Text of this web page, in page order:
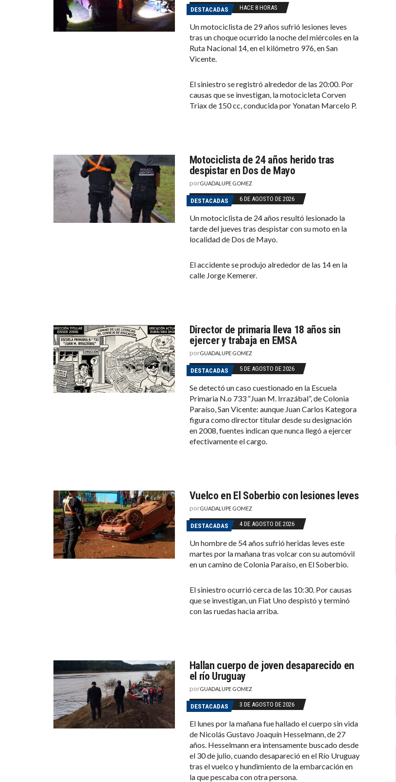
DESTACADAS HACE 8 HORAS
Un motociclista de 29 años sufrió lesiones leves
tras un choque ocurrido la noche del miércoles en la
Ruta Nacional 14, en el kilómetro 976, en San
Vicente.
El siniestro se registró alrededor de las 20:00. Por
causas que se investigan, la motocicleta Corven
Triax de 150 cc, conducida por Yonatan Marcelo P.
Motociclista de 24 años herido tras
despistar en Dos de Mayo
porGUADALUPE GOMEZ
DESTACADAS 6 DE AGOSTO DE 2026
Un motociclista de 24 años resultó lesionado la
tarde del jueves tras despistar con su moto en la
localidad de Dos de Mayo.
El accidente se produjo alrededor de las 14 en la
calle Jorge Kemerer.
Director de primaria lleva 18 años sin
ejercer y trabaja en EMSA
porGUADALUPE GOMEZ
DESTACADAS 5 DE AGOSTO DE 2026
Se detectó un caso cuestionado en la Escuela
Primaria N.o 733 “Juan M. Irrazábal”, de Colonia
Paraíso, San Vicente: aunque Juan Carlos Kategora
figura como director titular desde su designación
en 2008, fuentes indican que nunca llegó a ejercer
efectivamente el cargo.
Vuelco en El Soberbio con lesiones leves
porGUADALUPE GOMEZ
DESTACADAS 4 DE AGOSTO DE 2026
Un hombre de 54 años sufrió heridas leves este
martes por la mañana tras volcar con su automóvil
en un camino de Colonia Paraíso, en El Soberbio.
El siniestro ocurrió cerca de las 10:30. Por causas
que se investigan, un Fiat Uno despistó y terminó
con las ruedas hacia arriba.
Hallan cuerpo de joven desaparecido en
el río Uruguay
porGUADALUPE GOMEZ
DESTACADAS 3 DE AGOSTO DE 2026
El lunes por la mañana fue hallado el cuerpo sin vida
de Nicolás Gustavo Joaquín Hesselmann, de 27
años. Hesselmann era intensamente buscado desde
el 30 de julio, cuando desapareció en el Río Uruguay
tras el vuelco y hundimiento de la embarcación en
la que pescaba con otra persona.